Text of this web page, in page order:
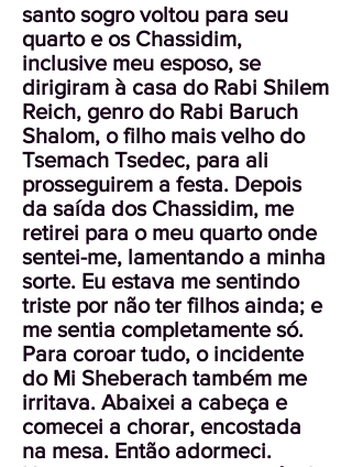
santo sogro voltou para seu
quarto e os Chassidim,
inclusive meu esposo, se
dirigiram à casa do Rabi Shilem
Reich, genro do Rabi Baruch
Shalom, o filho mais velho do
Tsemach Tsedec, para ali
prosseguirem a festa. Depois
da saída dos Chassidim, me
retirei para o meu quarto onde
sentei-me, lamentando a minha
sorte. Eu estava me sentindo
triste por não ter filhos ainda; e
me sentia completamente só.
Para coroar tudo, o incidente
do Mi Sheberach também me
irritava. Abaixei a cabeça e
comecei a chorar, encostada
na mesa. Então adormeci.